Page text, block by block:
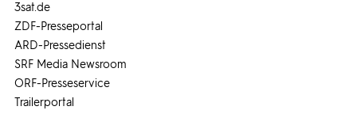
3sat.de
ZDF-Presseportal
ARD-Pressedienst
SRF Media Newsroom
ORF-Presseservice
Trailerportal